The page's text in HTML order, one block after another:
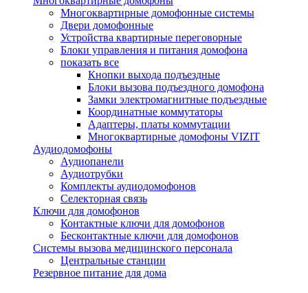
Многоквартирные домофонные системы
Двери домофонные
Устройства квартирные переговорные
Блоки управления и питания домофона
показать все
Кнопки выхода подъездные
Блоки вызова подъездного домофона
Замки электромагнитные подъездные
Координатные коммутаторы
Адаптеры, платы коммутации
Многоквартирные домофоны VIZIT
Аудиодомофоны
Аудиопанели
Аудиотрубки
Комплекты аудиодомофонов
Селекторная связь
Ключи для домофонов
Контактные ключи для домофонов
Бесконтактные ключи для домофонов
Системы вызова медицинского персонала
Центральные станции
Резервное питание для дома